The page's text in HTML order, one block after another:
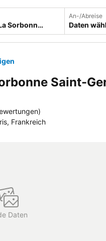
An-/Abreise
Daten
Saint-
)
Frankreich
Daten